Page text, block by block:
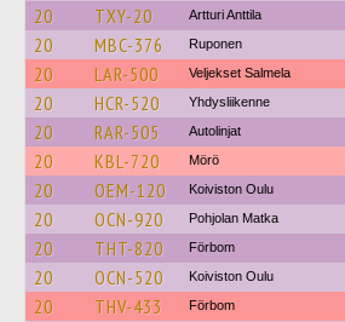
20 TXY-20 Artturi Anttila
20 MBC-376 Ruponen
20 LAR-500 Veljekset Salmela
20 HCR-520 Yhdysliikenne
20 RAR-505 Autolinjat
20 KBL-720 Mörö
20 OEM-120 Koiviston Oulu
20 OCN-920 Pohjolan Matka
20 THT-820 Förbom
20 OCN-520 Koiviston Oulu
20 THV-433 Förbom